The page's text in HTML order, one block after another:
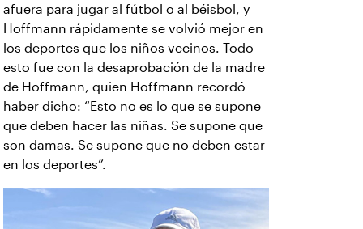
afuera para jugar al fútbol o al béisbol, y
Hoffmann rápidamente se volvió mejor en
los deportes que los niños vecinos. Todo
esto fue con la desaprobación de la madre
de Hoffmann, quien Hoffmann recordó
haber dicho: “Esto no es lo que se supone
que deben hacer las niñas. Se supone que
son damas. Se supone que no deben estar
en los deportes”.